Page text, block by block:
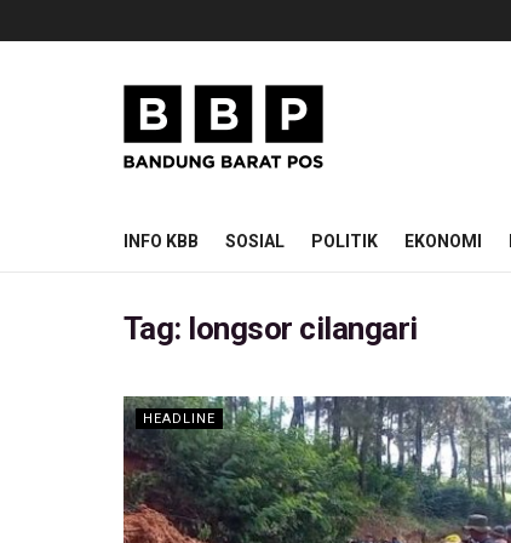
INFO KBB SOSIAL POLITIK EKONOMI
Tag: longsor cilangari
HEADLINE